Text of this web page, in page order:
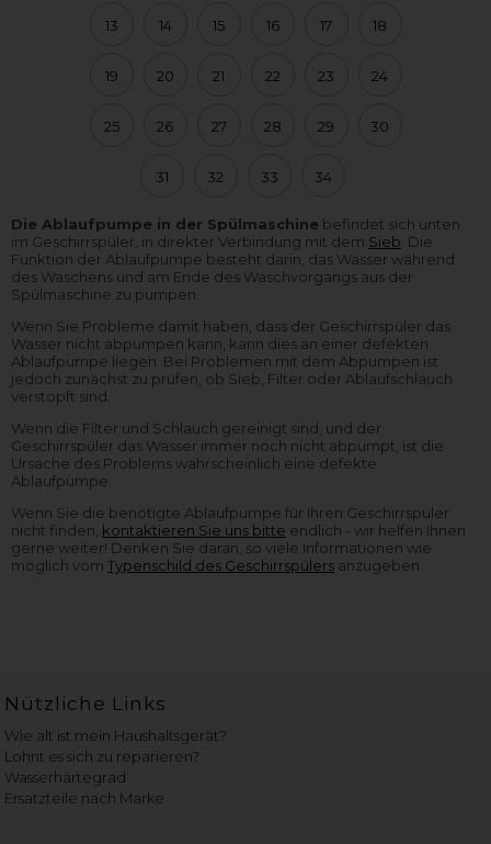
13 14 15 16 17 18
19 20 21 22 23 24
25 26 27 28 29 30
31 32 33 34
Die Ablaufpumpe in der Spülmaschine befindet sich unten
im Geschirrspüler, in direkter Verbindung mit dem Sieb . Die
Funktion der Ablaufpumpe besteht darin, das Wasser während
des Waschens und am Ende des Waschvorgangs aus der
Spülmaschine zu pumpen.
Wenn Sie Probleme damit haben, dass der Geschirrspüler das
Wasser nicht abpumpen kann, kann dies an einer defekten
Ablaufpumpe liegen. Bei Problemen mit dem Abpumpen ist
jedoch zunächst zu prüfen, ob Sieb, Filter oder Ablaufschlauch
verstopft sind.
Wenn die Filter und Schlauch gereinigt sind, und der
Geschirrspüler das Wasser immer noch nicht abpumpt, ist die
Ursache des Problems wahrscheinlich eine defekte
Ablaufpumpe.
Wenn Sie die benötigte Ablaufpumpe für Ihren Geschirrspüler
nicht finden, kontaktieren Sie uns bitte endlich - wir helfen Ihnen
gerne weiter! Denken Sie daran, so viele Informationen wie
möglich vom Typenschild des Geschirrspülers anzugeben.
Nützliche Links
Wie alt ist mein Haushaltsgerät?
Lohnt es sich zu reparieren?
Wasserhärtegrad
Ersatzteile nach Marke